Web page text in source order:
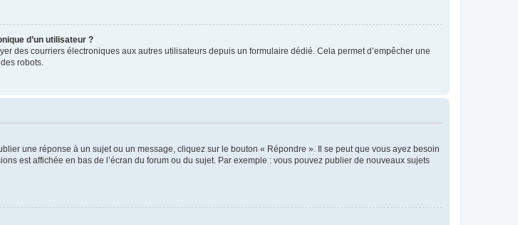
d’un utilisateur ?
des courriers électroniques aux autres utilisateurs depuis un formulaire dédié. Cela permet d’empêcher une
robots.
une réponse à un sujet ou un message, cliquez sur le bouton « Répondre ». Il se peut que vous ayez besoin
est affichée en bas de l’écran du forum ou du sujet. Par exemple : vous pouvez publier de nouveaux sujets